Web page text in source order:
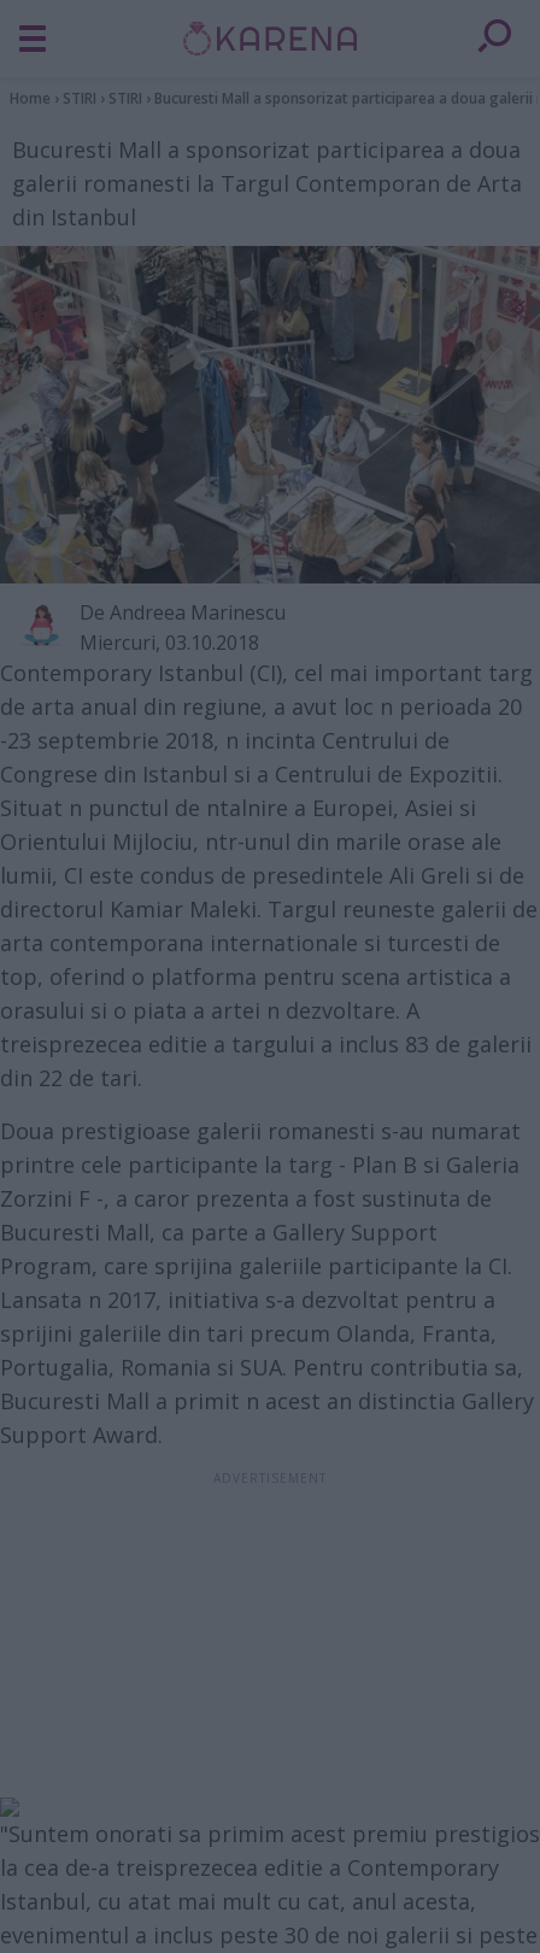
Home › STIRI › STIRI › Bucuresti Mall a sponsorizat participarea a doua
Bucuresti Mall a sponsorizat participarea a doua
galerii romanesti la Targul Contemporan de Arta
din Istanbul
De Andreea Marinescu
Miercuri, 03.10.2018
Contemporary Istanbul (CI), cel mai important targ
de arta anual din regiune, a avut loc n perioada 20
-23 septembrie 2018, n incinta Centrului de
Congrese din Istanbul si a Centrului de Expozitii.
Situat n punctul de ntalnire a Europei, Asiei si
Orientului Mijlociu, ntr-unul din marile orase ale
lumii, CI este condus de presedintele Ali Greli si de
directorul Kamiar Maleki. Targul reuneste galerii de
arta contemporana internationale si turcesti de
top, oferind o platforma pentru scena artistica a
orasului si o piata a artei n dezvoltare. A
treisprezecea editie a targului a inclus 83 de galerii
din 22 de tari.
Doua prestigioase galerii romanesti s-au numarat
printre cele participante la targ - Plan B si Galeria
Zorzini F -, a caror prezenta a fost sustinuta de
Bucuresti Mall, ca parte a Gallery Support
Program, care sprijina galeriile participante la CI.
Lansata n 2017, initiativa s-a dezvoltat pentru a
sprijini galeriile din tari precum Olanda, Franta,
Portugalia, Romania si SUA. Pentru contributia sa,
Bucuresti Mall a primit n acest an distinctia Gallery
Support Award.
"Suntem onorati sa primim acest premiu prestigios
la cea de-a treisprezecea editie a Contemporary
Istanbul, cu atat mai mult cu cat, anul acesta,
evenimentul a inclus peste 30 de noi galerii si peste